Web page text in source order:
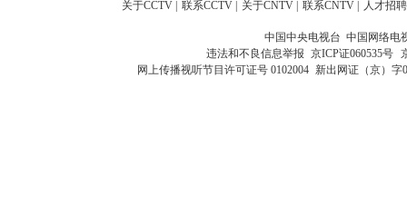
关于CCTV 联系CCTV 关于CNTV 联系CNTV 人才招聘
中国中央电视台 中国网络电
违法和不良信息举报 京ICP证060535号
网上传播视听节目许可证号 0102004 新出网证（京）